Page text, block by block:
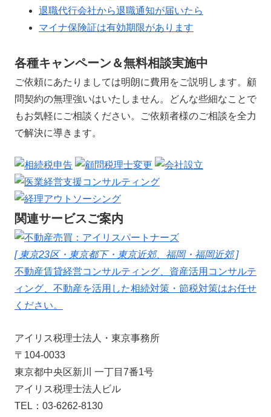
退職代行会社から退職通知が届いたら
マイナ保険証は有効期限があります
各種キャンペーン＆無料相談実施中
ご依頼にあたりましては明朗に費用をご説明します。顧
問契約の無理強いはいたしません。どんな些細なことで
もお気軽にご相談ください。ご依頼者様のご相談を全力
で解決に導きます。
関連サービスご案内
[ 東京23区・東京都下・東京近郊、福岡・福岡近郊 ]
不動産賃貸経営コンサルティング、資産活用コンサルテ
ィング、不動産を活用した相続対策・節税対策はお任せ
ください。
アイリス税理士法人・東京事務所
〒104-0033
東京都中央区新川 一丁目7番1号
アイリス税理士法人ビル
TEL：03-6262-8130